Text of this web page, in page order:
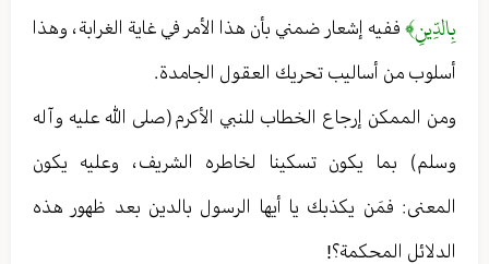
بِالدِّينِ﴾ ففيه إشعار ضمني بأن هذا الأمر في غاية الغرابة ، وهذا
أسلوب من أساليب تحريك العقول الجامدة .
ومن الممكن إرجاع الخطاب للنبي الأكرم (صلى الله عليه وآله
وسلم) بما يكون تسكينا لخاطره الشريف ، وعليه يكون
المعنى : فمَن يكذبك يا أيها الرسول بالدين بعد ظهور هذه
الدلائل المحكمة؟!